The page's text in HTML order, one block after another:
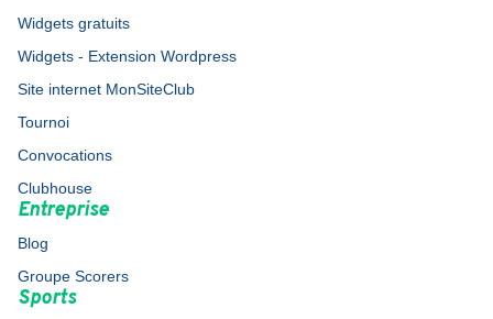
Widgets gratuits
Widgets - Extension Wordpress
Site internet MonSiteClub
Tournoi
Convocations
Clubhouse
Entreprise
Blog
Groupe Scorers
Sports